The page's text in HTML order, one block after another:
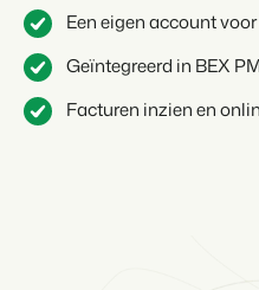
Een eigen account
Geïntegreerd in BEX
Facturen inzien en